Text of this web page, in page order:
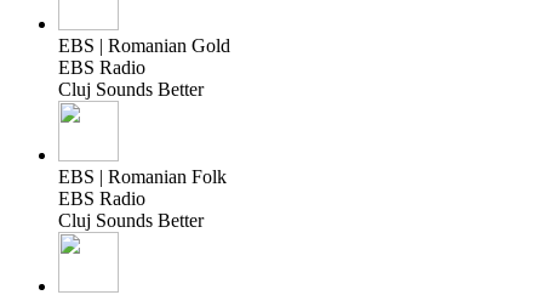
EBS | Romanian Gold
EBS Radio
Cluj Sounds Better
EBS | Romanian Folk
EBS Radio
Cluj Sounds Better